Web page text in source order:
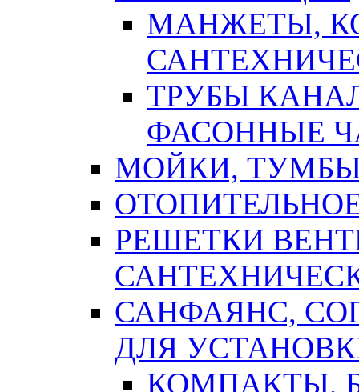
МАНЖЕТЫ,
ТРУБЫ
ФАСОННЫЕ
МОЙКИ,
РЕШЕТКИ
САНФАЯНС,
ДЛЯ
КОМПАКТЫ,